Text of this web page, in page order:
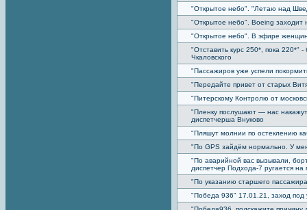
"Открытое небо". "Летаю над
"Открытое небо". Boeing заходит
"Открытое небо". В эфире
"Отставить курс 250*, пока 220*"
Чкаловского
"Пассажиров уже успели
"Передайте привет от старых
"Питерскому Контролю от
"Пленку послушают — нас
диспетчерша Внуково
"Пляшут молнии по остеклению
"По GPS зайдём нормально. У
"По аварийной вас вызывали,
диспетчер Подхода-7 ругается на
"По указанию старшего
"Победа 936" 17.01.21, заход под